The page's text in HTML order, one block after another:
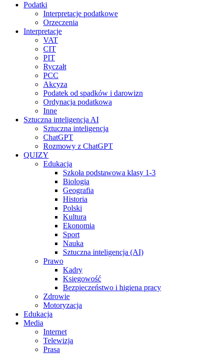
Podatki
Interpretacje podatkowe
Orzeczenia
Interpretacje
VAT
CIT
PIT
Ryczałt
PCC
Akcyza
Podatek od spadków i darowizn
Ordynacja podatkowa
Inne
Sztuczna inteligencja AI
Sztuczna inteligencja
ChatGPT
Rozmowy z ChatGPT
QUIZY
Edukacja
Szkoła podstawowa klasy 1-3
Biologia
Geografia
Historia
Polski
Kultura
Ekonomia
Sport
Nauka
Sztuczna inteligencja (AI)
Prawo
Kadry
Księgowość
Bezpieczeństwo i higiena pracy
Zdrowie
Motoryzacja
Edukacja
Media
Internet
Telewizja
Prasa